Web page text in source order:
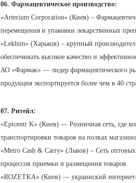
06. Фармацевтическое производство:
«Arterium Corporation» (Киев) –
перемещения и упаковки лекарственных
«Lekhim» (Харьков) – крупный
обеспечивать высокое качество и
АО «Фармак» — лидер фармацевтического
продукция экспортируется более чем в 40
07. Ритейл:
«Epicentr K» (Киев) — Розничная сеть, где
транспортировки товаров на полках
«Metro Cash & Carry» (Львов) – Сеть
процессов приемки и размещения товаров.
«ROZETKA» (Киев) — украинский